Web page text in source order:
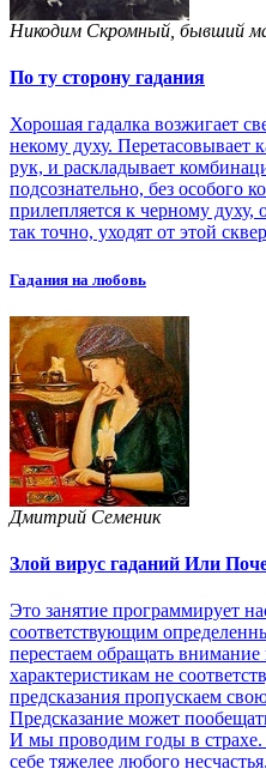
Никодим Скромный, бывший
По ту сторону гадания
Хорошая гадалка возжигает
некому духу. Перетасовывает
рук, и раскладывает
подсознательно, без особого
прилепляется к черному
так точно, уходят от этой
Гадания на любовь
Дмитрий Семеник
Злой вирус гаданий Или
Это занятие программирует
соответствующим
перестаем обращать
характеристикам не
предсказания пропускаем
Предсказание может
И мы проводим годы в страхе.
себе тяжелее любого